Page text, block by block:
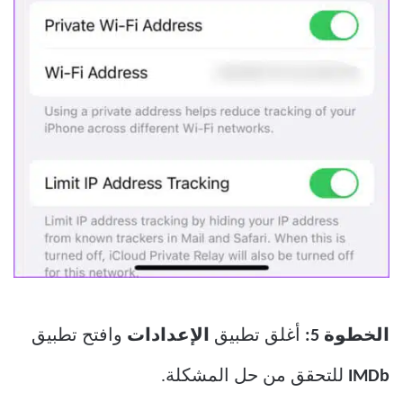
الخطوة 5: أغلق تطبيق الإعدادات وافتح تطبيق
IMDb للتحقق من حل المشكلة.